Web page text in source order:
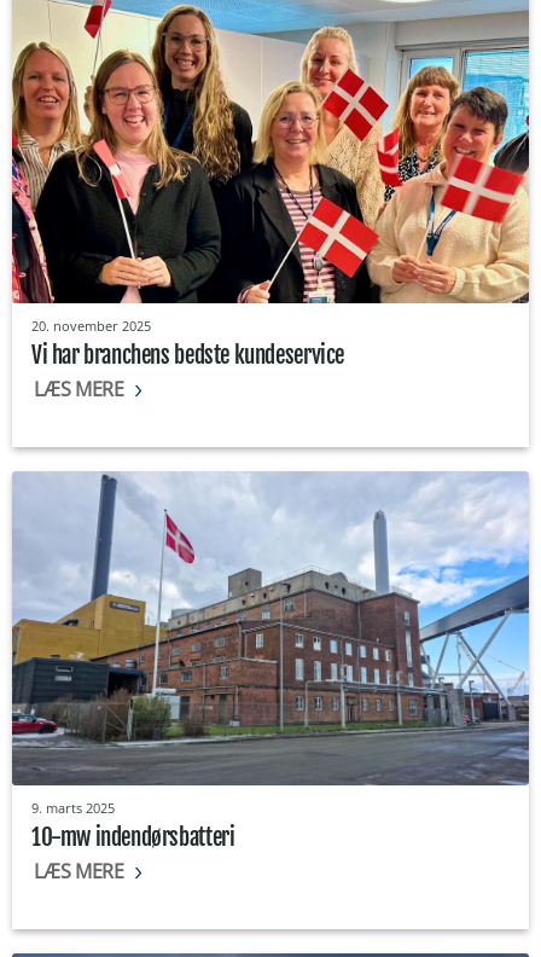
20. november 2025
Vi har branchens bedste kundeservice
LÆS MERE
9. marts 2025
10-mw indendørsbatteri
LÆS MERE